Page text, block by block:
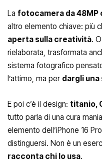
La fotocamera da
altro elemento chiave: più
aperta sulla creatività.
rielaborata, trasformata
sistema fotografico
l’attimo, ma per dargli
E poi c’è il design: titanio,
tutto parla di una cura
elemento dell’iPhone 16
distinguersi. Non è un
racconta chi lo usa.